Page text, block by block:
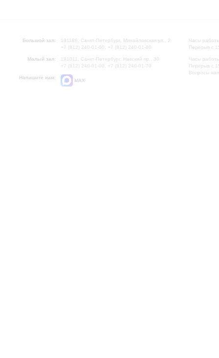
Большой зал:
191186, Санкт-Петербург, Михайловская ул., 2
+7 (812) 240-01-00, +7 (812) 240-01-80
Малый зал:
191011, Санкт-Петербург, Невский пр., 30
+7 (812) 240-01-00, +7 (812) 240-01-70
Напишите нам:
MAX
Часы
Перерыв с
Часы
Перерыв с
Вопросы